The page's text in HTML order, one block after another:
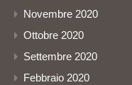
Novembre 2020
Ottobre 2020
Settembre 2020
Febbraio 2020